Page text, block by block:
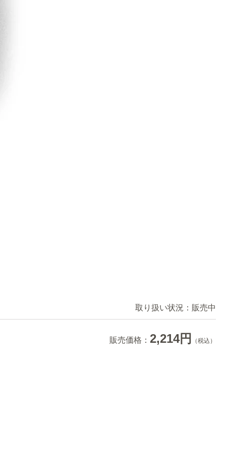
取り扱い状況： 販売中
販売価格： 2,214円 （税込）